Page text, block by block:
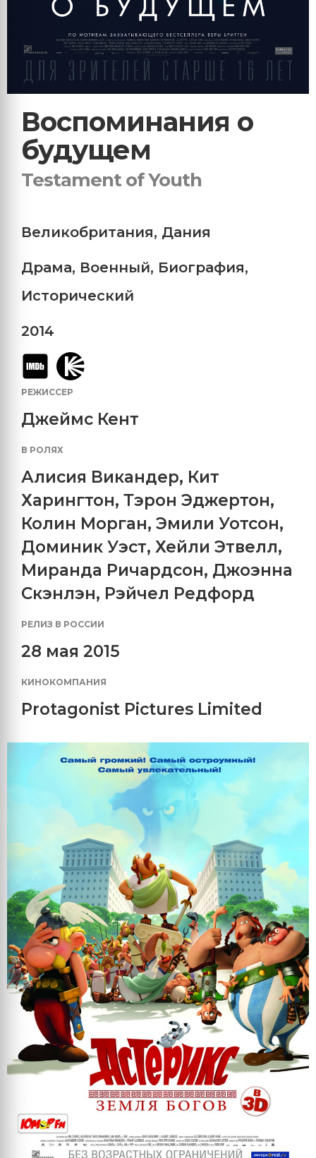
Воспоминания о
будущем
Testament of Youth
Великобритания, Дания
Драма, Военный, Биография,
Исторический
2014
РЕЖИССЕР
Джеймс Кент
В РОЛЯХ
Алисия Викандер, Кит
Харингтон, Тэрон Эджертон,
Колин Морган, Эмили Уотсон,
Доминик Уэст, Хейли Этвелл,
Миранда Ричардсон, Джоэнна
Скэнлэн, Рэйчел Редфорд
РЕЛИЗ В РОССИИ
28 мая 2015
КИНОКОМПАНИЯ
Protagonist Pictures Limited